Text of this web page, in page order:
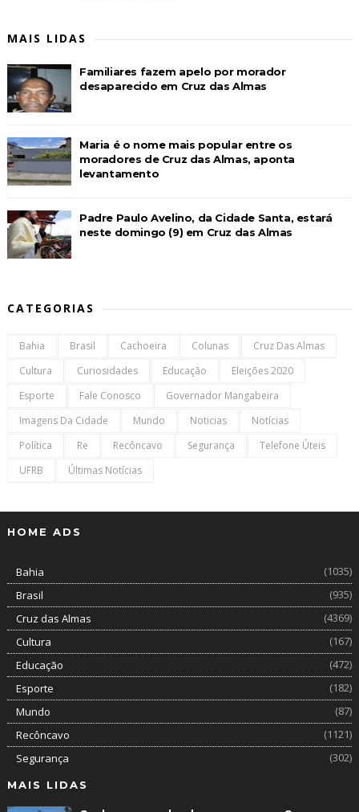
MAIS LIDAS
Familiares fazem apelo por morador
desaparecido em Cruz das Almas
Maria é o nome mais popular entre os
moradores de Cruz das Almas, aponta
levantamento
Padre Paulo Avelino, da Cidade Santa, estará
neste domingo (9) em Cruz das Almas
CATEGORIAS
Bahia Brasil Cachoeira Colunas
Cruz Das Almas
Cultura
Curiosidades Educação
Eleições 2020
Esporte
Fale Conosco
Governador Mangabeira
Imagens Da Cidade
Mundo Noticias
Notícias
Política
Re Recôncavo Segurança
Telefone Úteis
UFRB
Últimas Notícias
HOME ADS
Bahia
(1035)
Brasil
(935)
Cruz das Almas
(4369)
Cultura
(167)
Educação
(472)
Esporte
(182)
Mundo
(87)
Recôncavo
(1121)
Segurança
(302)
MAIS LIDAS